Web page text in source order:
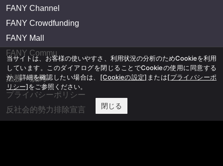
FANY Channel
FANY Crowdfunding
FANY Mall
FANY Commu
法務・規約
プライバシーポリシー
反社会的勢力排除宣言
当サイトは、お客様の使いやすさ、利用状況の分析のためCookieを利用
しています。このダイアログを閉じることでCookieの使用に同意する
か、詳細を確認したい場合は、 [Cookieの設定] または[プライバシーポ
リシー]をご参照ください。
閉じる